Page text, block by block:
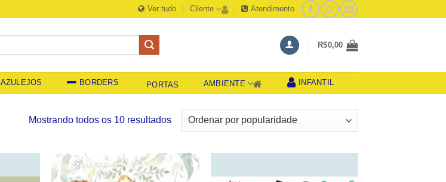
Ver tudo Cliente Atendimento
R$0,00
AZULEJOS BORDERS PORTAS AMBIENTE INFANTIL
Mostrando todos os 10 resultadosClassificado
por